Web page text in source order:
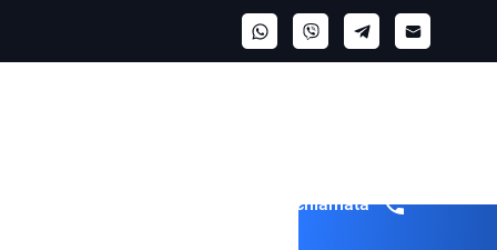
Richiedi una chiamata